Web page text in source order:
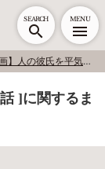
SEARCH MENU
】人の彼氏を平気で狙う女の話
]に関するま